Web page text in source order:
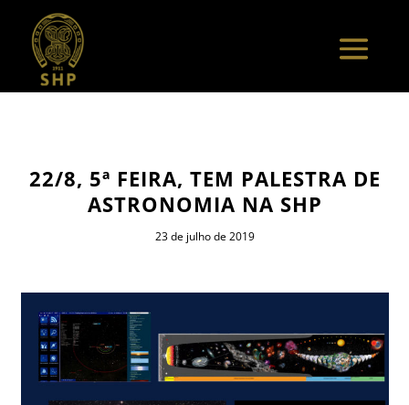
22/8, 5ª FEIRA, TEM PALESTRA DE
ASTRONOMIA NA SHP
23 de julho de 2019